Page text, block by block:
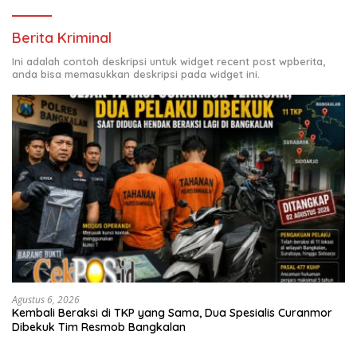
Berita Kriminal
Ini adalah contoh deskripsi untuk widget recent post wpberita,
anda bisa memasukkan deskripsi pada widget ini.
Agustus 6, 2026
Kembali Beraksi di TKP yang Sama, Dua Spesialis Curanmor
Dibekuk Tim Resmob Bangkalan